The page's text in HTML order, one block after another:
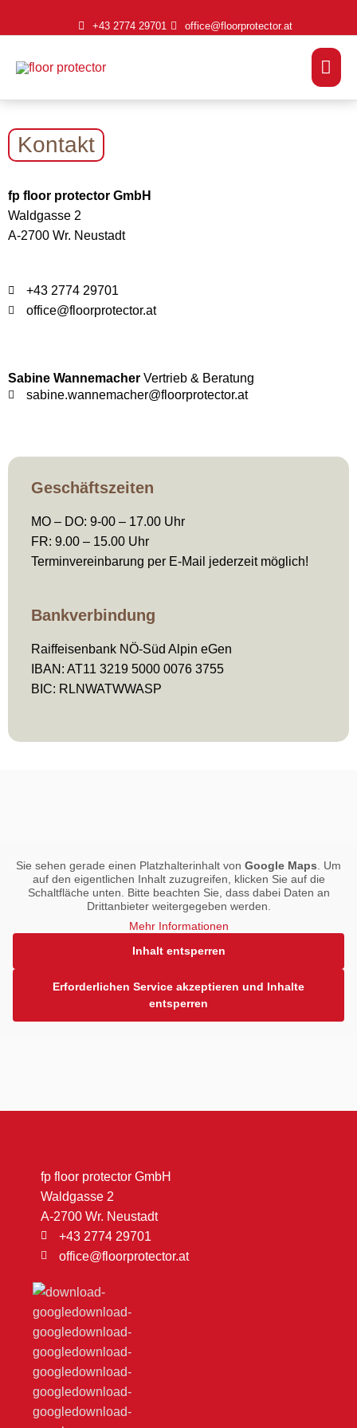
+43 2774 29701 office@floorprotector.at
Kontakt
fp floor protector GmbH
Waldgasse 2
A-2700 Wr. Neustadt
+43 2774 29701
office@floorprotector.at
Sabine Wannemacher Vertrieb & Beratung
sabine.wannemacher@floorprotector.at
Geschäftszeiten
MO – DO: 9-00 – 17.00 Uhr
FR: 9.00 – 15.00 Uhr
Terminvereinbarung per E-Mail jederzeit möglich!
Bankverbindung
Raiffeisenbank NÖ-Süd Alpin eGen
IBAN: AT11 3219 5000 0076 3755
BIC: RLNWATWWASP
Sie sehen gerade einen Platzhalterinhalt von Google Maps . Um
auf den eigentlichen Inhalt zuzugreifen, klicken Sie auf die
Schaltfläche unten. Bitte beachten Sie, dass dabei Daten an
Drittanbieter weitergegeben werden.
Mehr Informationen
Inhalt entsperren
Erforderlichen Service akzeptieren und Inhalte
entsperren
fp floor protector GmbH
Waldgasse 2
A-2700 Wr. Neustadt
+43 2774 29701
office@floorprotector.at